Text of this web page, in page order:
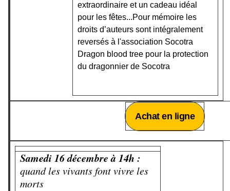
extraordinaire et un cadeau idéal
pour les fêtes...Pour mémoire les
droits d’auteurs sont intégralement
reversés à l'association Socotra
Dragon blood tree pour la protection
du dragonnier de Socotra
Achat en ligne
Samedi 16 décembre à 14h :
quand les vivants font vivre les
morts